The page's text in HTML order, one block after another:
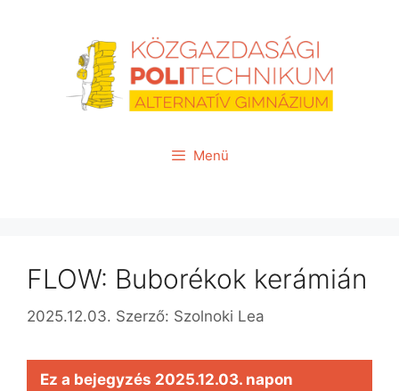
Menü
FLOW: Buborékok kerámián
2025.12.03. Szerző: Szolnoki Lea
Ez a bejegyzés 2025.12.03. napon